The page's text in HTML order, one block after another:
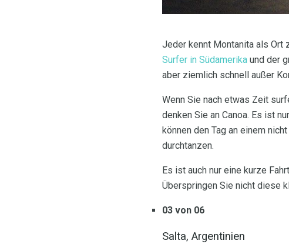
Jeder kennt Montanita als Ort
Surfer in Südamerika und der
aber ziemlich schnell außer
Wenn Sie nach etwas Zeit
denken Sie an Canoa. Es ist
können den Tag an einem
durchtanzen.
Es ist auch nur eine kurze
Überspringen Sie nicht diese
03 von 06
Salta, Argentinien